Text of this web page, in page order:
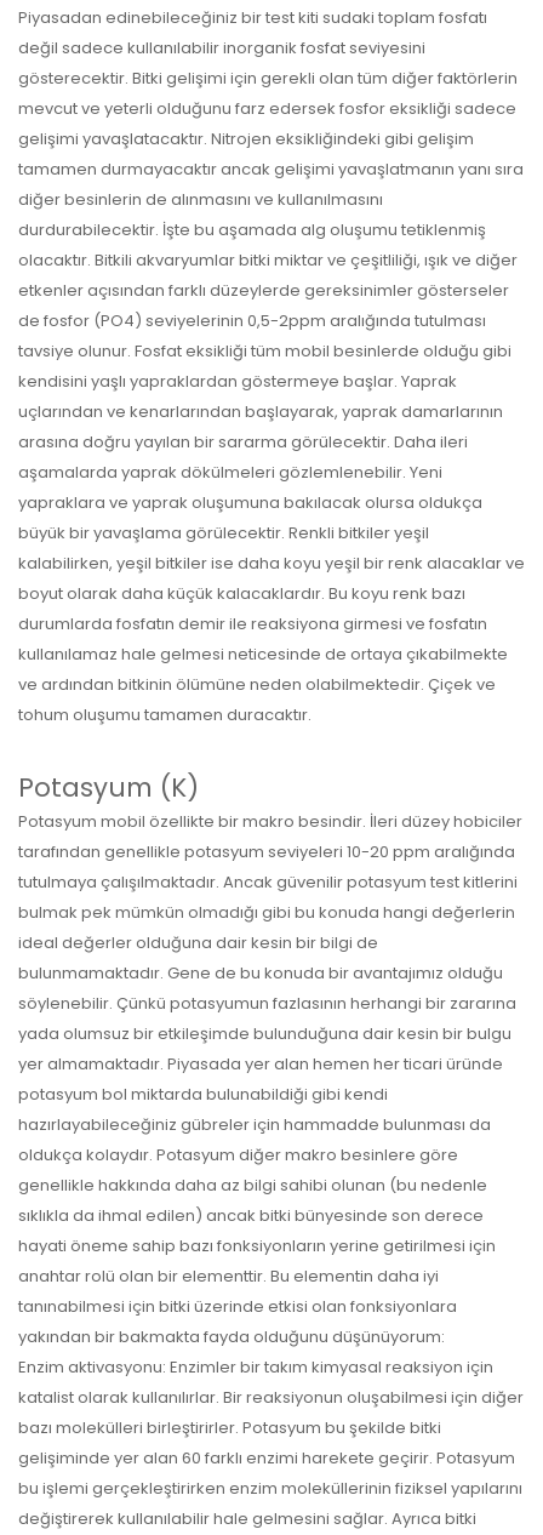
Piyasadan edinebileceğiniz bir test kiti sudaki toplam fosfatı
değil sadece kullanılabilir inorganik fosfat seviyesini
gösterecektir. Bitki gelişimi için gerekli olan tüm diğer faktörlerin
mevcut ve yeterli olduğunu farz edersek fosfor eksikliği sadece
gelişimi yavaşlatacaktır. Nitrojen eksikliğindeki gibi gelişim
tamamen durmayacaktır ancak gelişimi yavaşlatmanın yanı sıra
diğer besinlerin de alınmasını ve kullanılmasını
durdurabilecektir. İşte bu aşamada alg oluşumu tetiklenmiş
olacaktır. Bitkili akvaryumlar bitki miktar ve çeşitliliği, ışık ve diğer
etkenler açısından farklı düzeylerde gereksinimler gösterseler
de fosfor (PO4) seviyelerinin 0,5-2ppm aralığında tutulması
tavsiye olunur. Fosfat eksikliği tüm mobil besinlerde olduğu gibi
kendisini yaşlı yapraklardan göstermeye başlar. Yaprak
uçlarından ve kenarlarından başlayarak, yaprak damarlarının
arasına doğru yayılan bir sararma görülecektir. Daha ileri
aşamalarda yaprak dökülmeleri gözlemlenebilir. Yeni
yapraklara ve yaprak oluşumuna bakılacak olursa oldukça
büyük bir yavaşlama görülecektir. Renkli bitkiler yeşil
kalabilirken, yeşil bitkiler ise daha koyu yeşil bir renk alacaklar ve
boyut olarak daha küçük kalacaklardır. Bu koyu renk bazı
durumlarda fosfatın demir ile reaksiyona girmesi ve fosfatın
kullanılamaz hale gelmesi neticesinde de ortaya çıkabilmekte
ve ardından bitkinin ölümüne neden olabilmektedir. Çiçek ve
tohum oluşumu tamamen duracaktır.
Potasyum (K)
Potasyum mobil özellikte bir makro besindir. İleri düzey hobiciler
tarafından genellikle potasyum seviyeleri 10-20 ppm aralığında
tutulmaya çalışılmaktadır. Ancak güvenilir potasyum test kitlerini
bulmak pek mümkün olmadığı gibi bu konuda hangi değerlerin
ideal değerler olduğuna dair kesin bir bilgi de
bulunmamaktadır. Gene de bu konuda bir avantajımız olduğu
söylenebilir. Çünkü potasyumun fazlasının herhangi bir zararına
yada olumsuz bir etkileşimde bulunduğuna dair kesin bir bulgu
yer almamaktadır. Piyasada yer alan hemen her ticari üründe
potasyum bol miktarda bulunabildiği gibi kendi
hazırlayabileceğiniz gübreler için hammadde bulunması da
oldukça kolaydır. Potasyum diğer makro besinlere göre
genellikle hakkında daha az bilgi sahibi olunan (bu nedenle
sıklıkla da ihmal edilen) ancak bitki bünyesinde son derece
hayati öneme sahip bazı fonksiyonların yerine getirilmesi için
anahtar rolü olan bir elementtir. Bu elementin daha iyi
tanınabilmesi için bitki üzerinde etkisi olan fonksiyonlara
yakından bir bakmakta fayda olduğunu düşünüyorum:
Enzim aktivasyonu: Enzimler bir takım kimyasal reaksiyon için
katalist olarak kullanılırlar. Bir reaksiyonun oluşabilmesi için diğer
bazı molekülleri birleştirirler. Potasyum bu şekilde bitki
gelişiminde yer alan 60 farklı enzimi harekete geçirir. Potasyum
bu işlemi gerçekleştirirken enzim moleküllerinin fiziksel yapılarını
değiştirerek kullanılabilir hale gelmesini sağlar. Ayrıca bitki